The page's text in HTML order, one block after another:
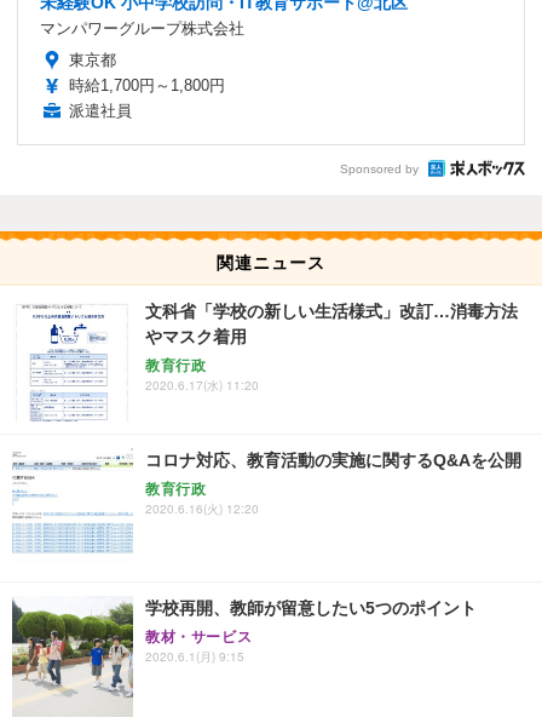
マンパワーグループ株式会社
東京都
時給1,700円～1,800円
派遣社員
Sponsored by
関連ニュース
文科省「学校の新しい生活様式」改訂…消毒方法
やマスク着用
教育行政
2020.6.17(水) 11:20
コロナ対応、教育活動の実施に関するQ&Aを公開
教育行政
2020.6.16(火) 12:20
学校再開、教師が留意したい5つのポイント
教材・サービス
2020.6.1(月) 9:15